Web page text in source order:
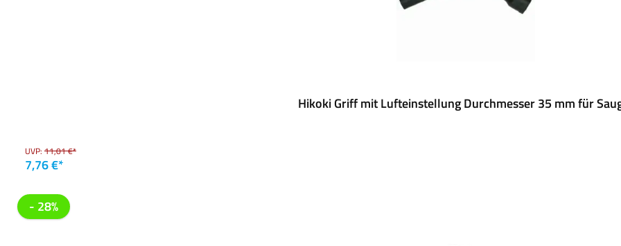
Hikoki Griff mit Lufteinstellung Durchmesser 35 mm für
UVP: 11,01 €*
7,76 €*
- 28%